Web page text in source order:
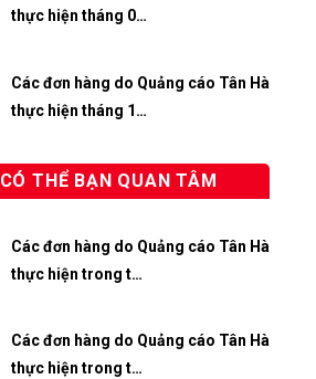
thực hiện tháng 0…
Các đơn hàng do Quảng cáo Tân Hà
thực hiện tháng 1…
CÓ THỂ BẠN QUAN TÂM
Các đơn hàng do Quảng cáo Tân Hà
thực hiện trong t…
Các đơn hàng do Quảng cáo Tân Hà
thực hiện trong t…